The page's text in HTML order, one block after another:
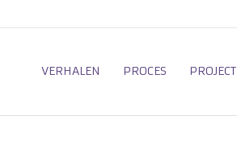
VERHALEN PROCES PROJECT